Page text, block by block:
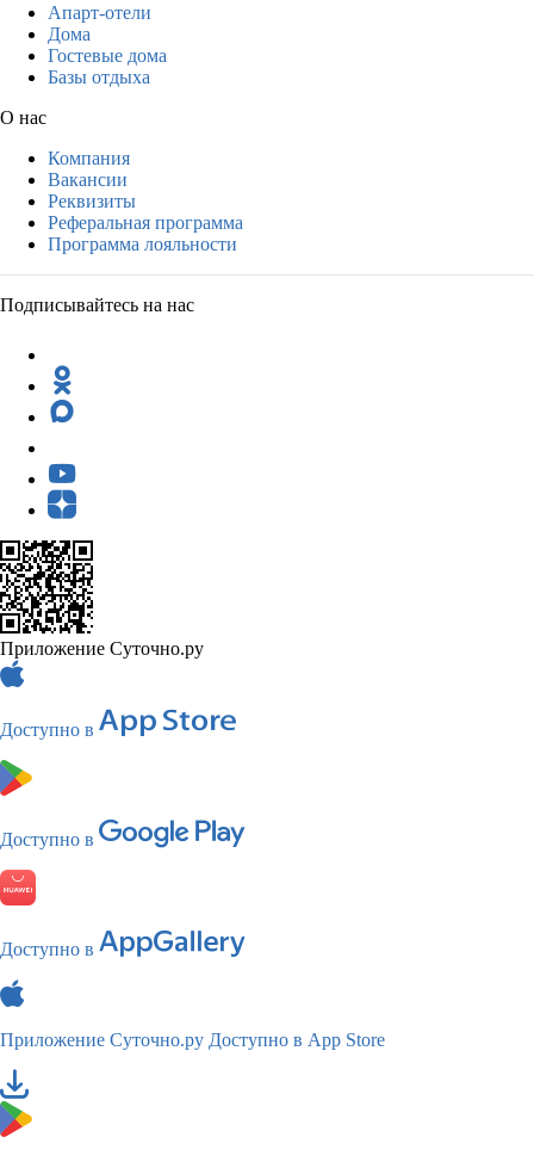
Апарт-отели
Дома
Гостевые дома
Базы отдыха
О нас
Компания
Вакансии
Реквизиты
Реферальная программа
Программа лояльности
Подписывайтесь на нас
Приложение Суточно.ру
Доступно в
Доступно в
Доступно в
Приложение Суточно.ру Доступно в App Store